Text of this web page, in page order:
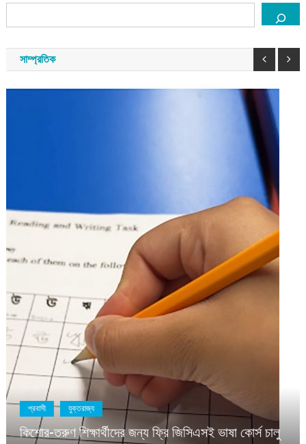
সাম্প্রতিক
যুক্তরাজ্য
শিক্ষার্থীদের জন্য ফ্রি জিসিএসই ভাষা কোর্স চালু